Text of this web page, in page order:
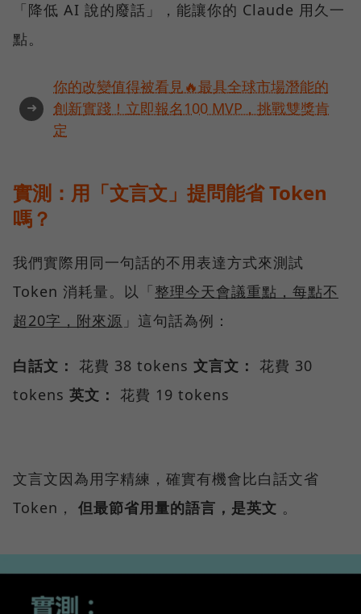
「降低 AI 說的廢話」，能讓你的 Claude 用久一
點。
➜
你的改變值得被看見🔥最具全球市場潛能的
創新實踐！立即報名100 MVP，挑戰雙獎肯
定
實測：用「文言文」提問能省 Token
嗎？
我們實際用同一句話的不用表達方式來測試
Token 消耗量。以「整理今天會議重點，每點不
超20字，附來源 」這句話為例：
白話文： 花費 38 tokens 文言文： 花費 30
tokens 英文： 花費 19 tokens
文言文因為用字精練，確實有機會比白話文省
Token， 但最節省用量的語言，是英文 。